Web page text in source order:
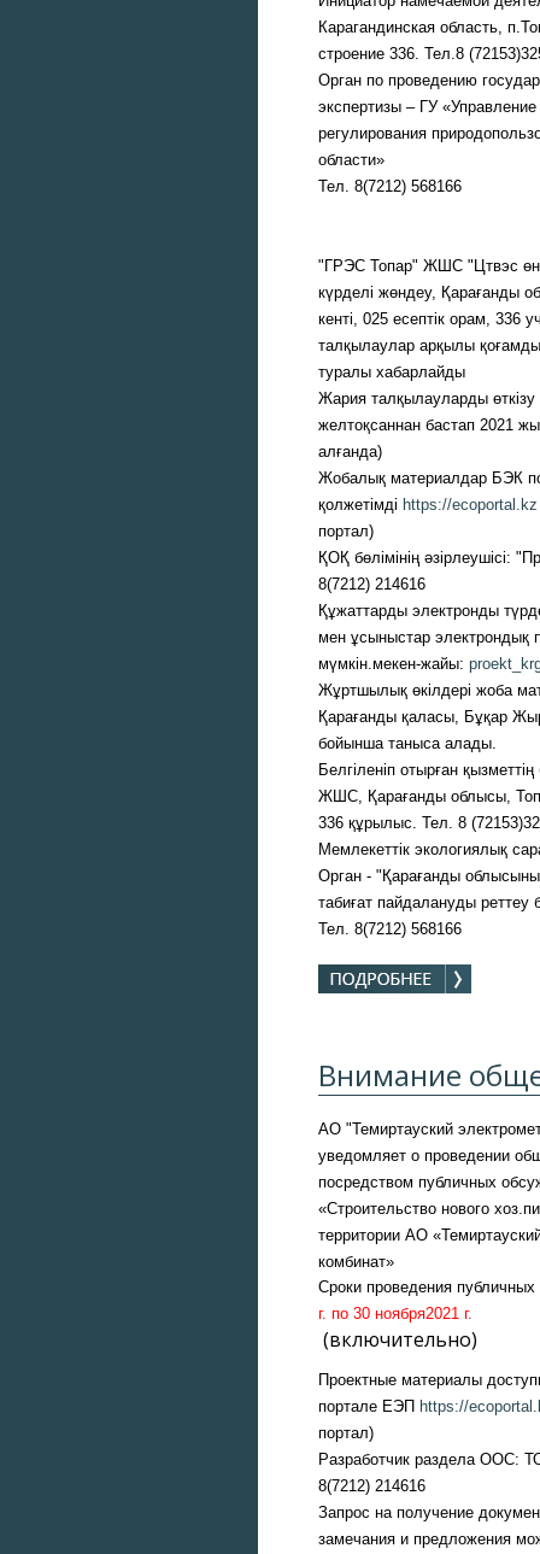
Карагандинская область,
строение 336. Тел.8
Орган по проведению
экспертизы – ГУ
регулирования
области»
Тел. 8(7212) 568166
"ГРЭС Топар" ЖШС "Цтвэс
күрделі жөндеу, Қарағанды
кенті, 025 есептік орам, 336
талқылаулар арқылы
туралы хабарлайды
Жария талқылауларды
желтоқсаннан бастап 2021
алғанда)
Жобалық материалдар БЭК
қолжетімді https://ecoportal.kz
портал)
ҚОҚ бөлімінің әзірлеушісі:
8(7212) 214616
Құжаттарды электронды
мен ұсыныстар электрондық
мүмкін.мекен-жайы:
Жұртшылық өкілдері жоба
Қарағанды қаласы, Бұқар
бойынша таныса алады.
Белгіленіп отырған
ЖШС, Қарағанды облысы,
336 құрылыс. Тел. 8
Мемлекеттік экологиялық
Орган - "Қарағанды
табиғат пайдалануды
Тел. 8(7212) 568166
Внимание
АО "Темиртауский
уведомляет о проведении
посредством публичных
«Строительство нового
территории АО
комбинат»
Сроки проведения
г. по 30 ноября2021 г.
(включительно)
Проектные материалы
портале ЕЭП https://
портал)
Разработчик раздела ООС:
8(7212) 214616
Запрос на получение
замечания и предложения